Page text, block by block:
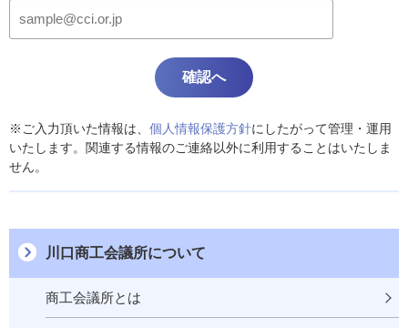
※ご入力頂いた情報は、 個人情報保護方針にしたがって管理・運用
いたします。関連する情報のご連絡以外に利用することはいたしま
せん。
川口商工会議所について
商工会議所とは